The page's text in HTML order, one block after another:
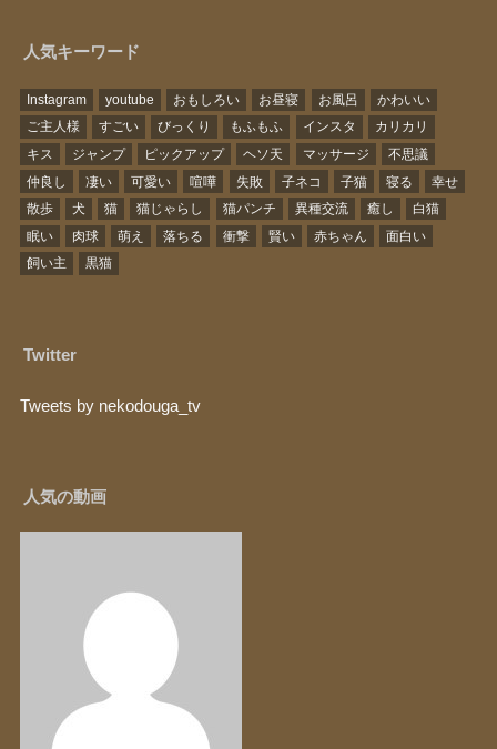
人気キーワード
Instagram youtube おもしろい お昼寝 お風呂
かわいい
ご主人様
すごい びっくり もふもふ インスタ
カリカリ
キス
ジャンプ ピックアップ ヘソ天 マッサージ
不思議
仲良し
凄い 可愛い 喧嘩 失敗 子ネコ 子猫 寝る
幸せ
散歩
犬 猫 猫じゃらし 猫パンチ 異種交流 癒し
白猫
眠い
肉球 萌え 落ちる 衝撃 賢い 赤ちゃん
面白い
飼い主
黒猫
Twitter
Tweets by nekodouga_tv
人気の動画